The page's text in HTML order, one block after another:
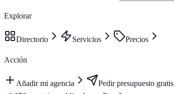
Explorar
Directorio Servicios Precios
Acción
Añadir mi agencia
Pedir presupuesto gratis